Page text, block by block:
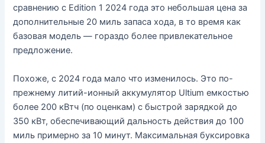
сравнению с Edition 1 2024 года это небольшая цена за
дополнительные 20 миль запаса хода, в то время как
базовая модель — гораздо более привлекательное
предложение.
Похоже, с 2024 года мало что изменилось. Это по-
прежнему литий-ионный аккумулятор Ultium емкостью
более 200 кВтч (по оценкам) с быстрой зарядкой до
350 кВт, обеспечивающий дальность действия до 100
миль примерно за 10 минут. Максимальная буксировка